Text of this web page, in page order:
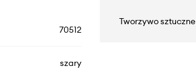
70512
szary
Tworzywo sztuczne